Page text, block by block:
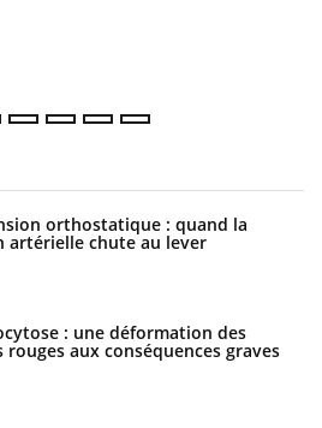
orthostatique : quand la
artérielle chute au lever
: une déformation des
rouges aux conséquences graves